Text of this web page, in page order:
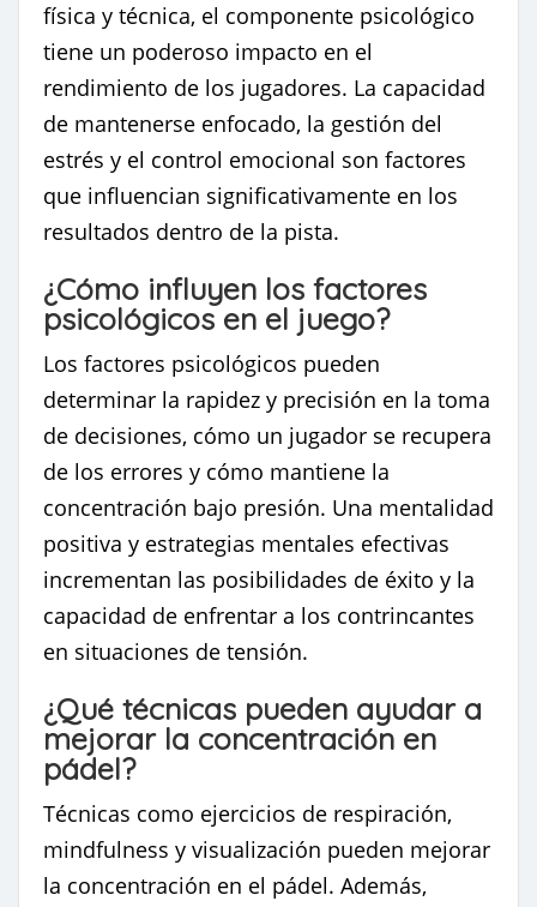
física y técnica, el componente psicológico
tiene un poderoso impacto en el
rendimiento de los jugadores. La capacidad
de mantenerse enfocado, la gestión del
estrés y el control emocional son factores
que influencian significativamente en los
resultados dentro de la pista.
¿Cómo influyen los factores
psicológicos en el juego?
Los factores psicológicos pueden
determinar la rapidez y precisión en la toma
de decisiones, cómo un jugador se recupera
de los errores y cómo mantiene la
concentración bajo presión. Una mentalidad
positiva y estrategias mentales efectivas
incrementan las posibilidades de éxito y la
capacidad de enfrentar a los contrincantes
en situaciones de tensión.
¿Qué técnicas pueden ayudar a
mejorar la concentración en
pádel?
Técnicas como ejercicios de respiración,
mindfulness y visualización pueden mejorar
la concentración en el pádel. Además,